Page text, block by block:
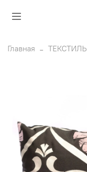
Главная ТЕКСТИЛЬ